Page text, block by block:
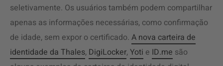
seletivamente. Os usuários também podem compartilhar
apenas as informações necessárias, como confirmação
de idade, sem expor o certificado. A nova carteira de
identidade da Thales, DigiLocker, Yoti e ID.me são